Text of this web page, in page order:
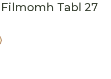
Tabl 27